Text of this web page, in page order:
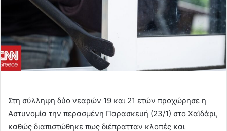
Στη σύλληψη δύο νεαρών 19 και 21 ετών προχώρησε η
Αστυνομία την περασμένη Παρασκευή (23/1) στο Χαϊδάρι,
καθώς διαπιστώθηκε πως διέπρατταν κλοπές και